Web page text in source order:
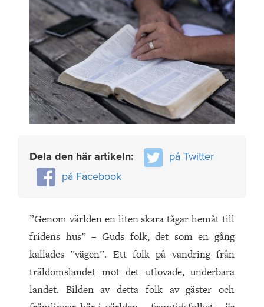
Dela den här artikeln:
på Twitter
på Facebook
”Genom världen en liten skara tågar hemåt till
fridens hus” – Guds folk, det som en gång
kallades ”vägen”. Ett folk på vandring från
träldomslandet mot det utlovade, underbara
landet. Bilden av detta folk av gäster och